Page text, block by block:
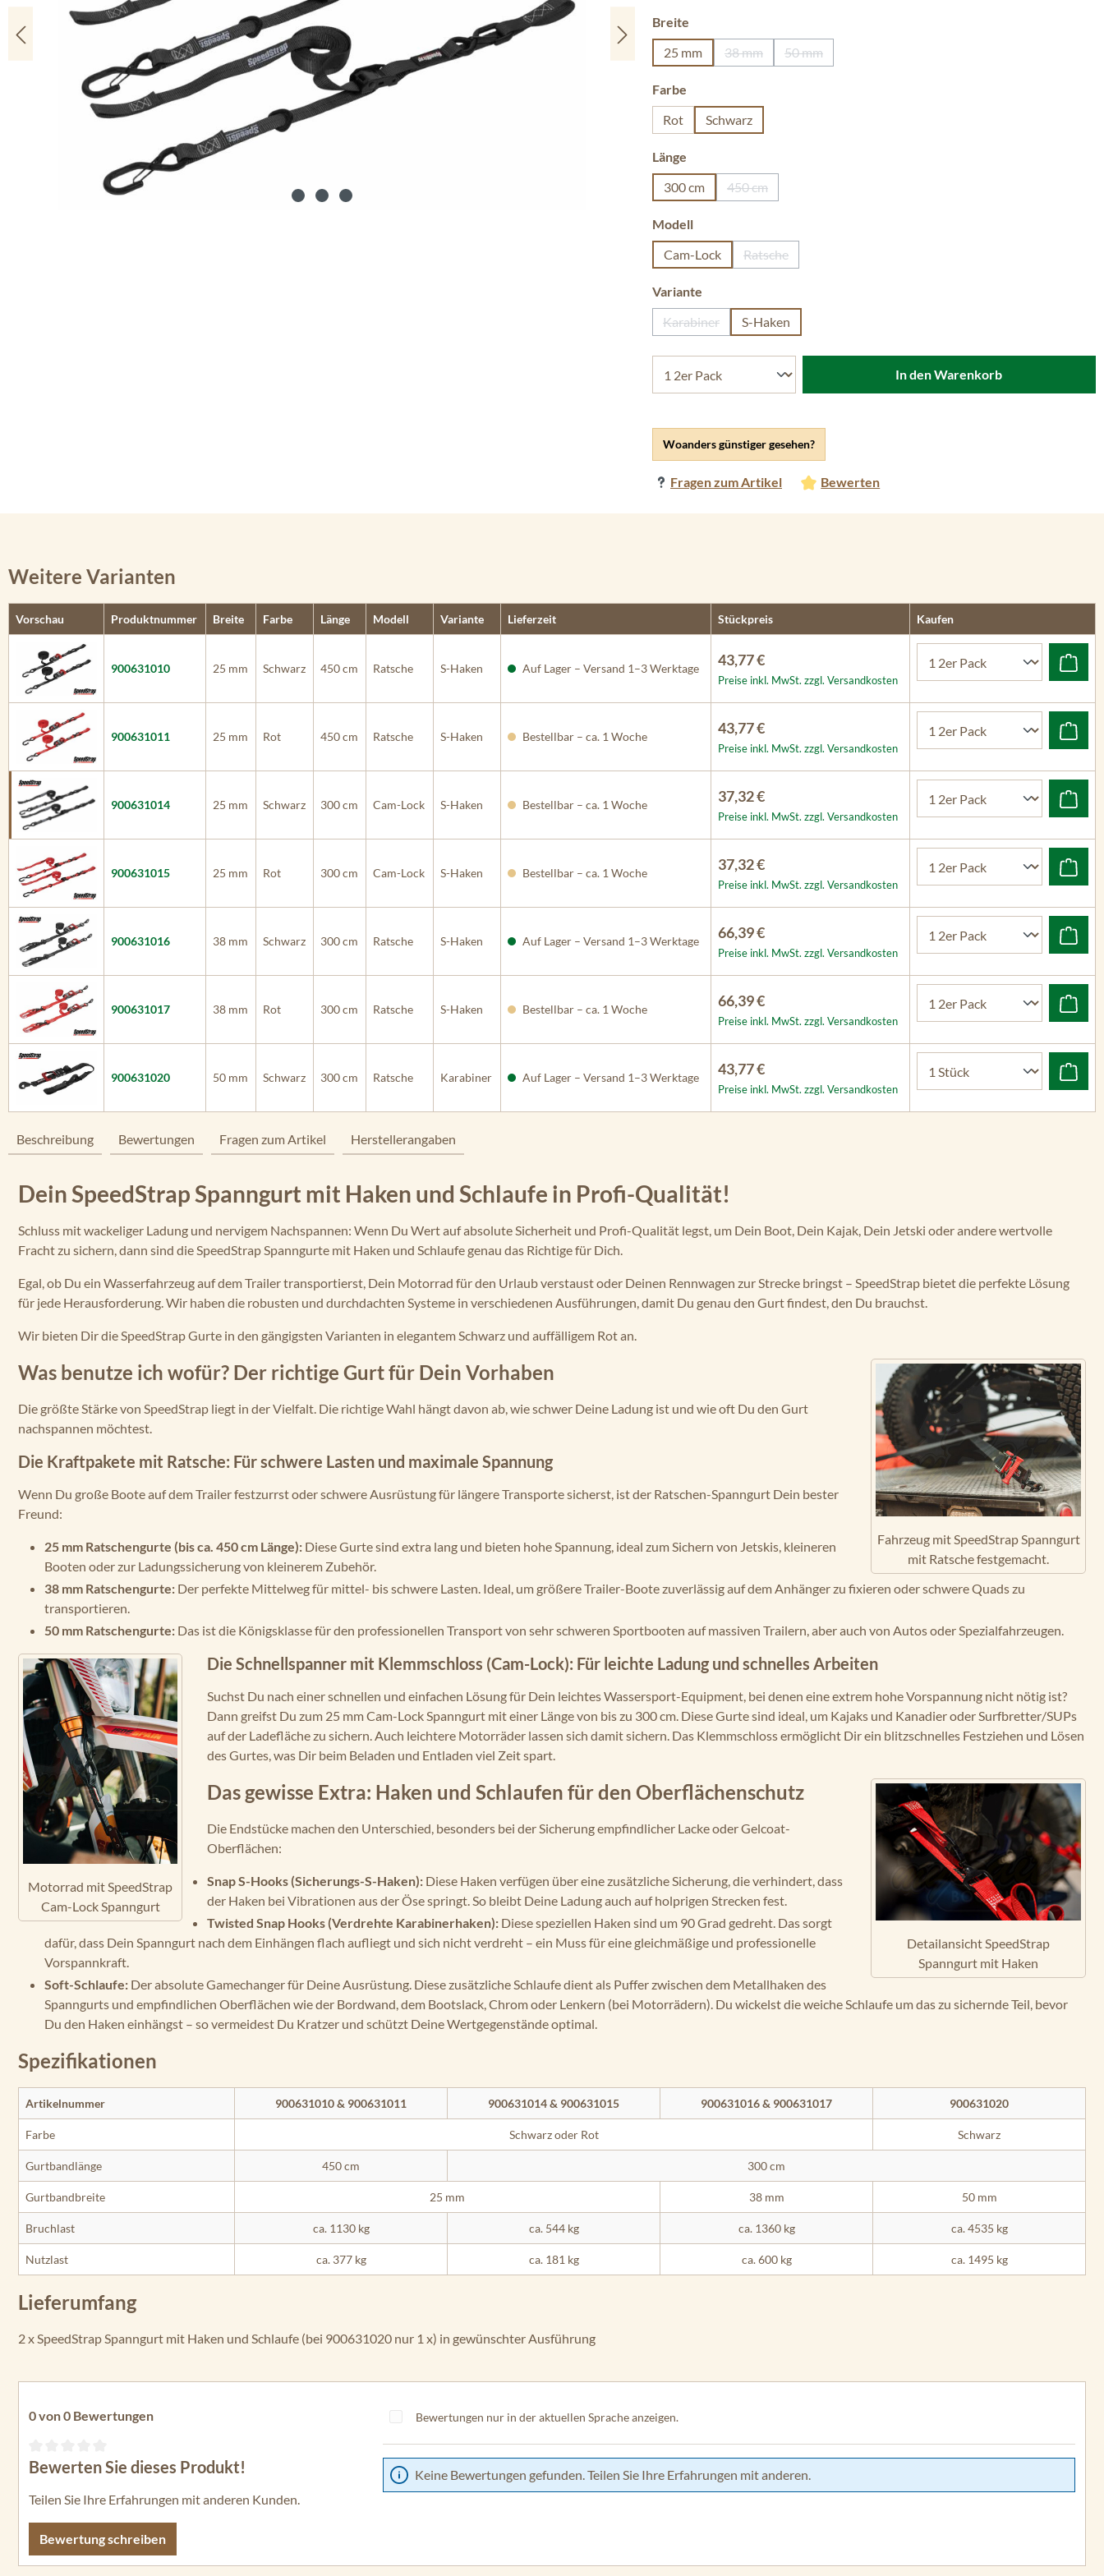
Woanders günstiger gesehen?
Fragen zum Artikel Bewerten
Breite
25 mm
38 mm
(Diese Option ist zurzeit nicht verfügbar.)
50 mm
(Diese Option ist zurzeit nicht verfügbar.)
Farbe
Rot
Schwarz
Länge
300 cm
450 cm
(Diese Option ist zurzeit nicht verfügbar.)
Modellauswählen
Cam-Lock
Ratsche
(Diese Option ist zurzeit nicht verfügbar.)
Variante
Karabiner
(Diese Option ist zurzeit nicht verfügbar.)
S-Haken
In den Warenkorb
Weitere Varianten
Vorschau Produktnummer Breite Farbe Länge Modell Variante Lieferzeit Stückpreis Kaufen
900631010 25 mm Schwarz 450 cm Ratsche S-Haken Auf Lager – Versand 1–3 Werktage 43,77 €
Preise inkl. MwSt. zzgl. Versandkosten
900631011 25 mm Rot 450 cm Ratsche S-Haken Bestellbar – ca. 1 Woche 43,77 €
Preise inkl. MwSt. zzgl. Versandkosten
900631014 25 mm Schwarz 300 cm Cam-Lock S-Haken Bestellbar – ca. 1 Woche 37,32 €
Preise inkl. MwSt. zzgl. Versandkosten
900631015 25 mm Rot 300 cm Cam-Lock S-Haken Bestellbar – ca. 1 Woche 37,32 €
Preise inkl. MwSt. zzgl. Versandkosten
900631016 38 mm Schwarz 300 cm Ratsche S-Haken Auf Lager – Versand 1–3 Werktage 66,39 €
Preise inkl. MwSt. zzgl. Versandkosten
900631017 38 mm Rot 300 cm Ratsche S-Haken Bestellbar – ca. 1 Woche 66,39 €
Preise inkl. MwSt. zzgl. Versandkosten
900631020 50 mm Schwarz 300 cm Ratsche Karabiner Auf Lager – Versand 1–3 Werktage 43,77 €
Preise inkl. MwSt. zzgl. Versandkosten
Beschreibung Bewertungen Fragen zum Artikel Herstellerangaben
Dein SpeedStrap Spanngurt mit Haken und Schlaufe in Profi-Qualität!
Schluss mit wackeliger Ladung und nervigem Nachspannen: Wenn Du Wert auf absolute Sicherheit und Profi-Qualität legst, um Dein Boot, Dein Kajak, Dein Jetski oder andere wertvolle
Fracht zu sichern, dann sind die SpeedStrap Spanngurte mit Haken und Schlaufe genau das Richtige für Dich.
Egal, ob Du ein Wasserfahrzeug auf dem Trailer transportierst, Dein Motorrad für den Urlaub verstaust oder Deinen Rennwagen zur Strecke bringst – SpeedStrap bietet die perfekte Lösung
für jede Herausforderung. Wir haben die robusten und durchdachten Systeme in verschiedenen Ausführungen, damit Du genau den Gurt findest, den Du brauchst.
Wir bieten Dir die SpeedStrap Gurte in den gängigsten Varianten in elegantem Schwarz und auffälligem Rot an.
Fahrzeug mit SpeedStrap Spanngurt
mit Ratsche festgemacht.
Was benutze ich wofür? Der richtige Gurt für Dein Vorhaben
Die größte Stärke von SpeedStrap liegt in der Vielfalt. Die richtige Wahl hängt davon ab, wie schwer Deine Ladung ist und wie oft Du den Gurt
nachspannen möchtest.
Die Kraftpakete mit Ratsche: Für schwere Lasten und maximale Spannung
Wenn Du große Boote auf dem Trailer festzurrst oder schwere Ausrüstung für längere Transporte sicherst, ist der Ratschen-Spanngurt Dein bester
Freund:
25 mm Ratschengurte (bis ca. 450 cm Länge): Diese Gurte sind extra lang und bieten hohe Spannung, ideal zum Sichern von Jetskis, kleineren
Booten oder zur Ladungssicherung von kleinerem Zubehör.
38 mm Ratschengurte: Der perfekte Mittelweg für mittel- bis schwere Lasten. Ideal, um größere Trailer-Boote zuverlässig auf dem Anhänger zu fixieren oder schwere Quads zu
transportieren.
50 mm Ratschengurte: Das ist die Königsklasse für den professionellen Transport von sehr schweren Sportbooten auf massiven Trailern, aber auch von Autos oder Spezialfahrzeugen.
Motorrad mit SpeedStrap
Cam-Lock Spanngurt
Die Schnellspanner mit Klemmschloss (Cam-Lock): Für leichte Ladung und schnelles Arbeiten
Suchst Du nach einer schnellen und einfachen Lösung für Dein leichtes Wassersport-Equipment, bei denen eine extrem hohe Vorspannung nicht nötig ist?
Dann greifst Du zum 25 mm Cam-Lock Spanngurt mit einer Länge von bis zu 300 cm. Diese Gurte sind ideal, um Kajaks und Kanadier oder Surfbretter/SUPs
auf der Ladefläche zu sichern. Auch leichtere Motorräder lassen sich damit sichern. Das Klemmschloss ermöglicht Dir ein blitzschnelles Festziehen und Lösen
des Gurtes, was Dir beim Beladen und Entladen viel Zeit spart.
Detailansicht SpeedStrap
Spanngurt mit Haken
Das gewisse Extra: Haken und Schlaufen für den Oberflächenschutz
Die Endstücke machen den Unterschied, besonders bei der Sicherung empfindlicher Lacke oder Gelcoat-
Oberflächen:
Snap S-Hooks (Sicherungs-S-Haken): Diese Haken verfügen über eine zusätzliche Sicherung, die verhindert, dass
der Haken bei Vibrationen aus der Öse springt. So bleibt Deine Ladung auch auf holprigen Strecken fest.
Twisted Snap Hooks (Verdrehte Karabinerhaken): Diese speziellen Haken sind um 90 Grad gedreht. Das sorgt
dafür, dass Dein Spanngurt nach dem Einhängen flach aufliegt und sich nicht verdreht – ein Muss für eine gleichmäßige und professionelle
Vorspannkraft.
Soft-Schlaufe: Der absolute Gamechanger für Deine Ausrüstung. Diese zusätzliche Schlaufe dient als Puffer zwischen dem Metallhaken des
Spanngurts und empfindlichen Oberflächen wie der Bordwand, dem Bootslack, Chrom oder Lenkern (bei Motorrädern). Du wickelst die weiche Schlaufe um das zu sichernde Teil, bevor
Du den Haken einhängst – so vermeidest Du Kratzer und schützt Deine Wertgegenstände optimal.
Spezifikationen
Artikelnummer 900631010 & 900631011 900631014 & 900631015 900631016 & 900631017 900631020
Farbe Schwarz oder Rot Schwarz
Gurtbandlänge 450 cm 300 cm
Gurtbandbreite 25 mm 38 mm 50 mm
Bruchlast ca. 1130 kg ca. 544 kg ca. 1360 kg ca. 4535 kg
Nutzlast ca. 377 kg ca. 181 kg ca. 600 kg ca. 1495 kg
Lieferumfang
2 x SpeedStrap Spanngurt mit Haken und Schlaufe (bei 900631020 nur 1 x) in gewünschter Ausführung
0 von 0 Bewertungen
Durchschnittliche Bewertung von 0 von 5 Sternen
Bewerten Sie dieses Produkt!
Teilen Sie Ihre Erfahrungen mit anderen Kunden.
Bewertung schreiben
Bewertungen nur in der aktuellen Sprache anzeigen.
Keine Bewertungen gefunden. Teilen Sie Ihre Erfahrungen mit anderen.